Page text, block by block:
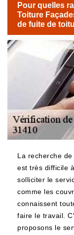
Pour quelles
Toiture
de fuite de
La recherche
est très difficile
solliciter le
comme les
connaissent
faire le travail.
proposons le